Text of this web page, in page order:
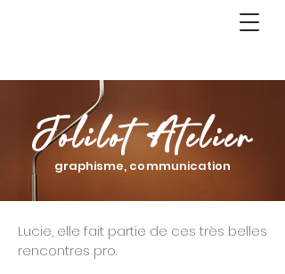
Jolilot Atelier
graphisme, communication
Lucie, elle fait partie de ces très belles
rencontres pro.